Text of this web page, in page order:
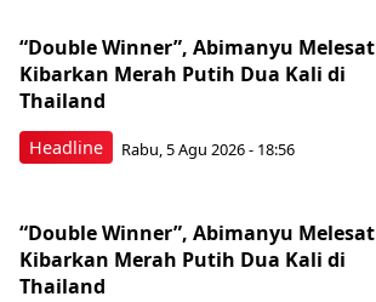
Headline
“Double Winner”, Abimanyu Melesat
Kibarkan Merah Putih Dua Kali di
Thailand
Rabu, 5 Agu 2026 - 18:56
“Double Winner”, Abimanyu Melesat
Kibarkan Merah Putih Dua Kali di
Thailand